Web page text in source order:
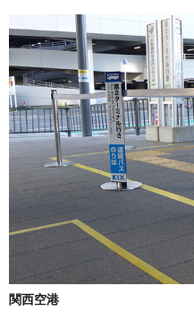
関西空港